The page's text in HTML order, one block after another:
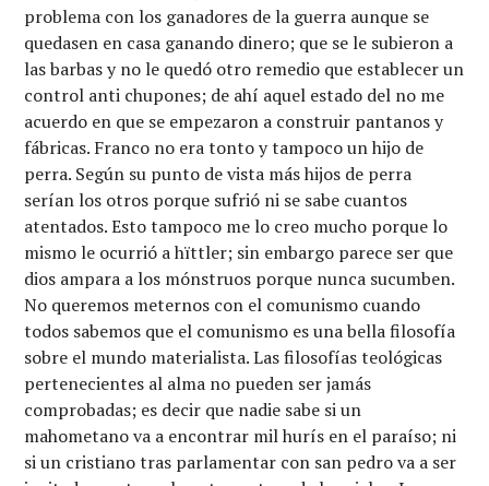
problema con los ganadores de la guerra aunque se
quedasen en casa ganando dinero; que se le subieron a
las barbas y no le quedó otro remedio que establecer un
control anti chupones; de ahí aquel estado del no me
acuerdo en que se empezaron a construir pantanos y
fábricas. Franco no era tonto y tampoco un hijo de
perra. Según su punto de vista más hijos de perra
serían los otros porque sufrió ni se sabe cuantos
atentados. Esto tampoco me lo creo mucho porque lo
mismo le ocurrió a hïttler; sin embargo parece ser que
dios ampara a los mónstruos porque nunca sucumben.
No queremos meternos con el comunismo cuando
todos sabemos que el comunismo es una bella filosofía
sobre el mundo materialista. Las filosofías teológicas
pertenecientes al alma no pueden ser jamás
comprobadas; es decir que nadie sabe si un
mahometano va a encontrar mil hurís en el paraíso; ni
si un cristiano tras parlamentar con san pedro va a ser